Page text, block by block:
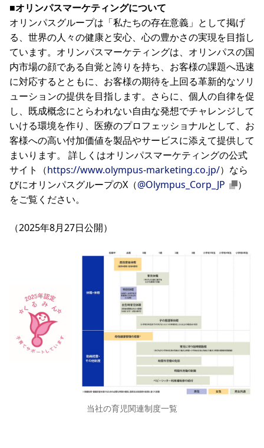
■オリンパスマーケティングについて
オリンパスグループは「私たちの存在意義」として掲げ
る、世界の人々の健康と安心、心の豊かさの実現を目指し
ています。オリンパスマーケティングは、オリンパスの国
内市場の顔である自覚と誇りを持ち、お客様の課題へ迅速
に対応するとともに、お客様の期待を上回る革新的なソリ
ューションの提供を目指します。さらに、個人の自律を促
し、既成概念にとらわれない自由な発想でチャレンジして
いける環境を作り、医療のプロフェッショナルとして、お
客様への高い付加価値を製品やサービスに添えて提供して
まいります。 詳しくはオリンパスマーケティングの公式
サイト（https://www.olympus-marketing.co.jp/）なら
びにオリンパスグループのX（@Olympus_Corp_JP
）
をご覧ください。
（2025年8月27日公開）
当社の育児関連制度一覧